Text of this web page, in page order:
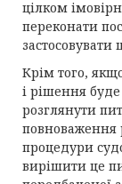
цілком
переконати
Крім того,
і рішення
розглянути
повноваження
процедури
вирішити це